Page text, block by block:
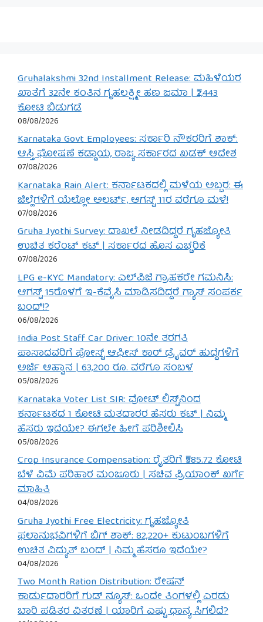
Gruhalakshmi 32nd Installment Release: ಮಹಿಳೆಯರ
ಖಾತೆಗೆ 32ನೇ ಕಂತಿನ ಗೃಹಲಕ್ಷ್ಮೀ ಹಣ ಜಮಾ | ₹2,443
ಕೋಟಿ ಬಿಡುಗಡೆ
08/08/2026
Karnataka Govt Employees: ಸರ್ಕಾರಿ ನೌಕರರಿಗೆ ಶಾಕ್:
ಆಸ್ತಿ ಘೋಷಣೆ ಕಡ್ಡಾಯ, ರಾಜ್ಯ ಸರ್ಕಾರದ ಖಡಕ್ ಆದೇಶ
07/08/2026
Karnataka Rain Alert: ಕರ್ನಾಟಕದಲ್ಲಿ ಮಳೆಯ ಅಬ್ಬರ: ಈ
ಜಿಲ್ಲೆಗಳಿಗೆ ಯೆಲ್ಲೋ ಅಲರ್ಟ್, ಆಗಸ್ಟ್ 11ರ ವರೆಗೂ ಮಳೆ!
07/08/2026
Gruha Jyothi Survey: ದಾಖಲೆ ನೀಡದಿದ್ದರೆ ಗೃಹಜ್ಯೋತಿ
ಉಚಿತ ಕರೆಂಟ್ ಕಟ್ | ಸರ್ಕಾರದ ಹೊಸ ಎಚ್ಚರಿಕೆ
07/08/2026
LPG e-KYC Mandatory: ಎಲ್‌ಪಿಜಿ ಗ್ರಾಹಕರೇ ಗಮನಿಸಿ:
ಆಗಸ್ಟ್ 15ರೊಳಗೆ ಇ-ಕೆವೈಸಿ ಮಾಡಿಸದಿದ್ದರೆ ಗ್ಯಾಸ್ ಸಂಪರ್ಕ
ಬಂದ್!?
06/08/2026
India Post Staff Car Driver: 10ನೇ ತರಗತಿ
ಪಾಸಾದವರಿಗೆ ಪೋಸ್ಟ್ ಆಫೀಸ್ ಕಾರ್ ಡ್ರೈವರ್ ಹುದ್ದೆಗಳಿಗೆ
ಅರ್ಜಿ ಆಹ್ವಾನ | 63,200 ರೂ. ವರೆಗೂ ಸಂಬಳ
05/08/2026
Karnataka Voter List SIR: ವೋಟ್ ಲಿಸ್ಟ್‌ನಿಂದ
ಕರ್ನಾಟಕದ 1 ಕೋಟಿ ಮತದಾರರ ಹೆಸರು ಕಟ್ | ನಿಮ್ಮ
ಹೆಸರು ಇದೆಯೇ? ಈಗಲೇ ಹೀಗೆ ಪರಿಶೀಲಿಸಿ
05/08/2026
Crop Insurance Compensation: ರೈತರಿಗೆ ₹585.72 ಕೋಟಿ
ಬೆಳೆ ವಿಮೆ ಪರಿಹಾರ ಮಂಜೂರು | ಸಚಿವ ಪ್ರಿಯಾಂಕ್ ಖರ್ಗೆ
ಮಾಹಿತಿ
04/08/2026
Gruha Jyothi Free Electricity: ಗೃಹಜ್ಯೋತಿ
ಫಲಾನುಭವಿಗಳಿಗೆ ಬಿಗ್ ಶಾಕ್: 82,220+ ಕುಟುಂಬಗಳಿಗೆ
ಉಚಿತ ವಿದ್ಯುತ್ ಬಂದ್ | ನಿಮ್ಮ ಹೆಸರೂ ಇದೆಯೇ?
04/08/2026
Two Month Ration Distribution: ರೇಷನ್
ಕಾರ್ಡುದಾರರಿಗೆ ಗುಡ್ ನ್ಯೂಸ್: ಒಂದೇ ತಿಂಗಳಲ್ಲಿ ಎರಡು
ಬಾರಿ ಪಡಿತರ ವಿತರಣೆ | ಯಾರಿಗೆ ಎಷ್ಟು ಧಾನ್ಯ ಸಿಗಲಿದೆ?